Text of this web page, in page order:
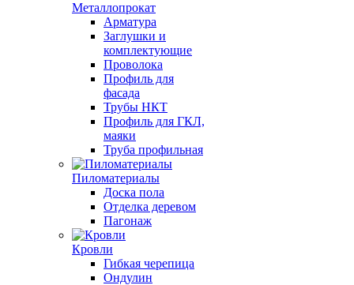
Металлопрокат
Арматура
Заглушки и
комплектующие
Проволока
Профиль для
фасада
Трубы НКТ
Профиль для ГКЛ,
маяки
Труба профильная
Пиломатериалы
Доска пола
Отделка деревом
Пагонаж
Кровли
Гибкая черепица
Ондулин